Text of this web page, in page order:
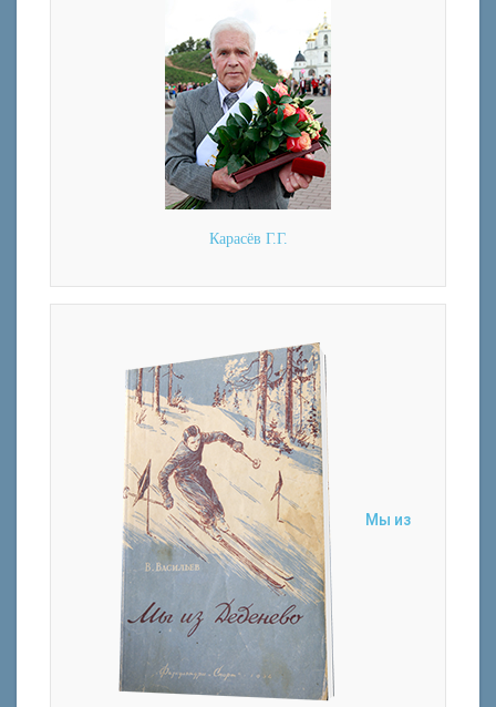
Карасёв Г.Г.
Мы из